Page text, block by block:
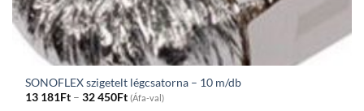
SONOFLEX szigetelt légcsatorna – 10 m/db
13 181Ft – 32 450FtPrice
range:
(Áfa-val)